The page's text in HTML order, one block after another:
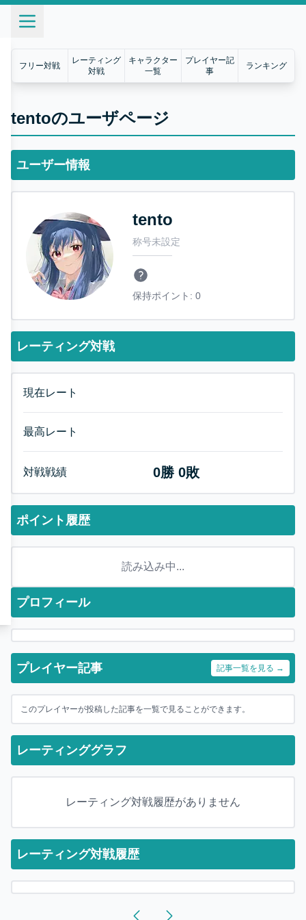
フリー対戦
レーティング
対戦
キャラクター
一覧
プレイヤー記
事
ランキング
tentoのユーザページ
ユーザー情報
tento
称号未設定
保持ポイント: 0
レーティング対戦
現在レート
最高レート
対戦戦績 0勝 0敗
ポイント履歴
読み込み中...
プロフィール
プレイヤー記事 記事一覧を見る →
このプレイヤーが投稿した記事を一覧で見ることができます。
レーティンググラフ
レーティング対戦履歴がありません
レーティング対戦履歴